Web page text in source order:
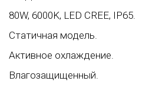
80W, 6000K, LED CREE, IP65.
Статичная модель.
Активное охлаждение.
Влагозащищенный.